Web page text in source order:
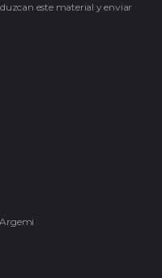
este material y enviar